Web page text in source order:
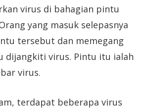
virus di bahagian pintu
yang masuk selepasnya
tersebut dan memegang
dijangkiti virus. Pintu itu ialah
virus.
terdapat beberapa virus